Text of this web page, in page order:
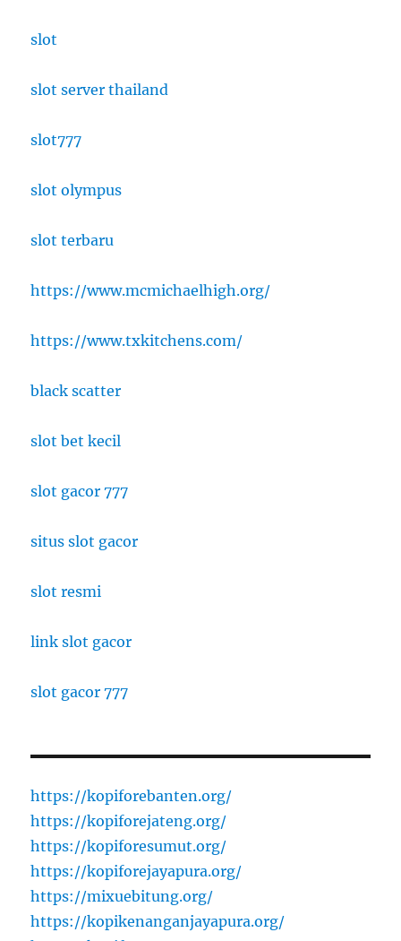
slot
slot server thailand
slot777
slot olympus
slot terbaru
https://www.mcmichaelhigh.org/
https://www.txkitchens.com/
black scatter
slot bet kecil
slot gacor 777
situs slot gacor
slot resmi
link slot gacor
slot gacor 777
https://kopiforebanten.org/
https://kopiforejateng.org/
https://kopiforesumut.org/
https://kopiforejayapura.org/
https://mixuebitung.org/
https://kopikenanganjayapura.org/